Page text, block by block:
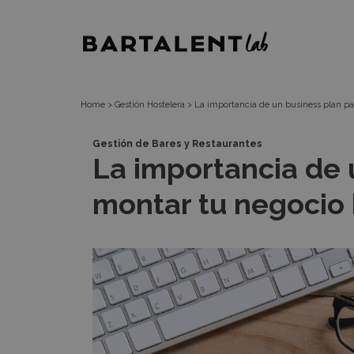
importancia
business
montar
Bartalent
Home > Gestión Hostelera > La importancia de un business plan
Gestión de Bares y Restaurantes
La importancia de
montar tu